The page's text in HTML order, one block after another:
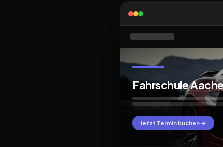
Fahrschule
Jetzt Termin buchen →